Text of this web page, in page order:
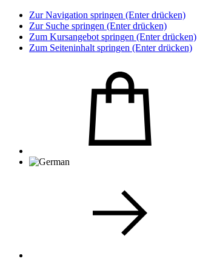
Zur Navigation springen (Enter drücken)
Zur Suche springen (Enter drücken)
Zum Kursangebot springen (Enter drücken)
Zum Seiteninhalt springen (Enter drücken)